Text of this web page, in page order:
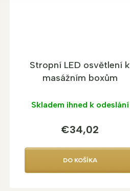
Stropní LED osvětlení k
masážním boxům
Skladem ihned k odeslání
€34,02
DO KOŠÍKA